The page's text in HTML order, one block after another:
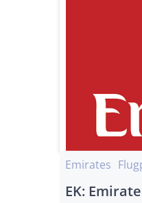
Emirates
EK: